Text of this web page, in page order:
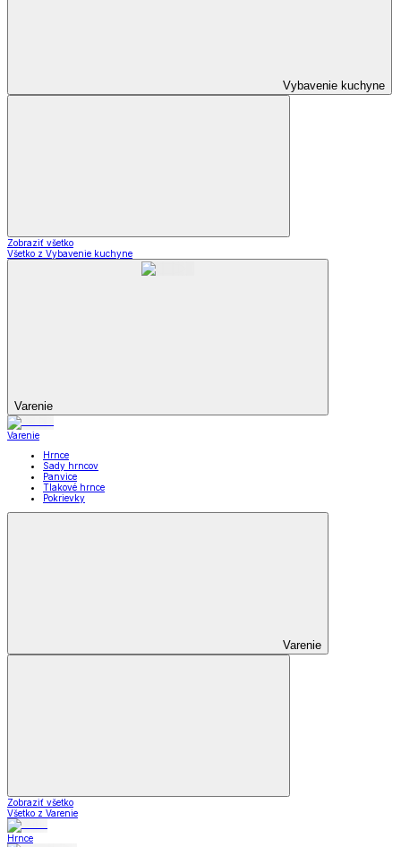
Vybavenie kuchyne
Zobraziť všetko
Všetko z Vybavenie kuchyne
Varenie
Varenie
Hrnce
Sady hrncov
Panvice
Tlakové hrnce
Pokrievky
Varenie
Zobraziť všetko
Všetko z Varenie
Hrnce